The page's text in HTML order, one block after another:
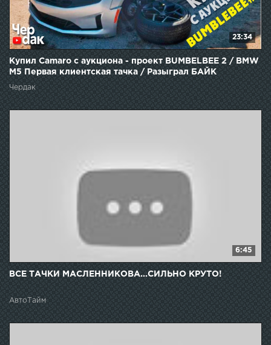
23:34
Купил Camaro с аукциона - проект BUMBELBEE 2 / BMW
M5 Первая клиентская тачка / Разыграл БАЙК
Чердак
6:45
ВСЕ ТАЧКИ МАСЛЕННИКОВА...СИЛЬНО КРУТО!
АвтоТайм